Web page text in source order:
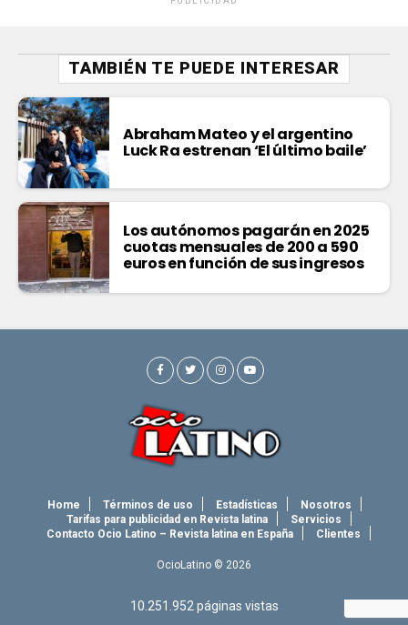
TAMBIÉN TE PUEDE INTERESAR
Abraham Mateo y el argentino
Luck Ra estrenan ‘El último baile’
Los autónomos pagarán en 2025
cuotas mensuales de 200 a 590
euros en función de sus ingresos
Home Términos de uso Estadísticas
Nosotros
Tarifas para publicidad en Revista latina
Servicios
Contacto Ocio Latino – Revista latina en España
Clientes
OcioLatino © 2026
10.251.952 páginas vistas